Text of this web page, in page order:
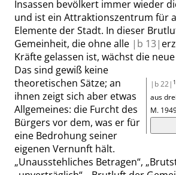
Insassen bevölkert immer wieder
und ist ein Attraktionszentrum für
Elemente der Stadt. In dieser
Gemeinheit, die ohne alle | b 13|
Kräfte gelassen ist, wächst die
|b 22|
aus
M.
Das sind gewiß keine
theoretischen Sätze; an
ihnen zeigt sich aber etwas
Allgemeines: die Furcht des
Bürgers vor dem, was er für
eine Bedrohung seiner
eigenen Vernunft hält.
„Unausstehliches Betragen“, „